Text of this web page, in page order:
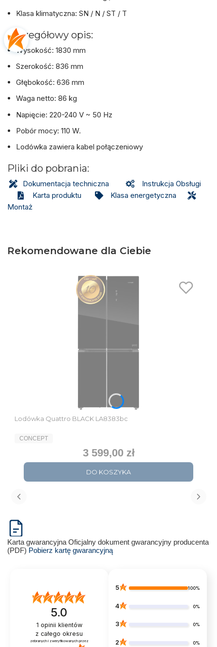
Klasa klimatyczna: SN / N / ST / T
Szczegółowy opis:
Wysokość: 1830 mm
Szerokość: 836 mm
Głębokość: 636 mm
Waga netto: 86 kg
Napięcie: 220-240 V ~ 50 Hz
Pobór mocy: 110 W.
Lodówka zawiera kabel połączeniowy
Pliki do pobrania:
Dokumentacja techniczna
Instrukcja Obsługi
Karta produktu
Klasa energetyczna
Montaż
Rekomendowane dla Ciebie
Lodówka Quattro BLACK LA8383bc
PRODUCENT
CONCEPT
Cena
3 599,00 zł
DO KOSZYKA
Karta gwarancyjna Oficjalny dokument gwarancyjny producenta
(PDF) Pobierz kartę gwarancyjną
5.0
1 opinii klientów
z całego okresu
zebranych i zweryfikowanych przez
5 100%
4 0%
3 0%
2 0%